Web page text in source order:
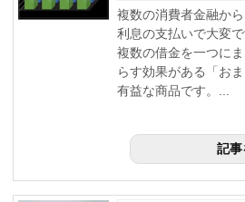
複数の消費者金融か
利息の支払いで大変
複数の借金を一つに
らす効果がある「お
有益な商品です。...
記事